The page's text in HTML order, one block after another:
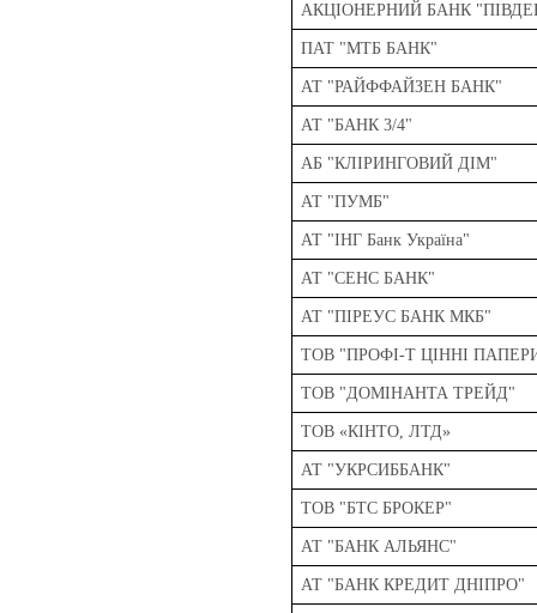
АКЦІОНЕРНИЙ БАНК
ПАТ "МТБ БАНК"
АТ "РАЙФФАЙЗЕН БАНК"
АТ "БАНК 3/4"
АБ "КЛІРИНГОВИЙ ДІМ"
АТ "ПУМБ"
АТ "ІНГ Банк Україна"
АТ "СЕНС БАНК"
АТ "ПІРЕУС БАНК МКБ"
ТОВ "ПРОФІ-Т ЦІННІ
ТОВ "ДОМІНАНТА ТРЕЙД"
ТОВ «КІНТО, ЛТД»
АТ "УКРСИББАНК"
ТОВ "БТС БРОКЕР"
АТ "БАНК АЛЬЯНС"
АТ "БАНК КРЕДИТ ДНІПРО"